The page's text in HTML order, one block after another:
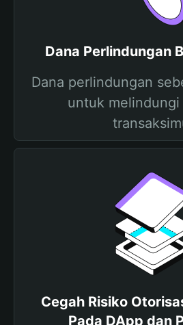
Dana Perlindungan
Dana perlindungan
untuk melindungi
Cegah Risiko
Pada DApp dan